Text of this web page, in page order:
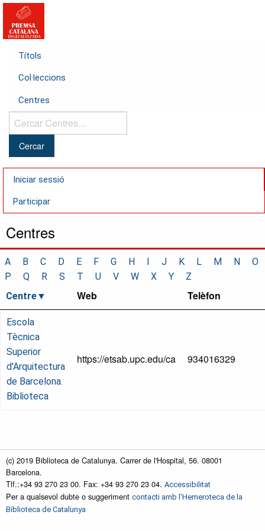
Títols
Col·leccions
Centres
Cercar
Centres...
Iniciar sessió
Participar
Centres
A B C D E F G H I J K L M N
O
P
Q R S T U V W X Y
Z
Centre
Web Telèfon
Escola
Tècnica
Superior
d'Arquitectura
de Barcelona.
Biblioteca
https://etsab.upc.edu/ca 934016329
(c) 2019 Biblioteca de Catalunya. Carrer de l'Hospital, 56. 08001
Barcelona.
Tlf.:+34 93 270 23 00. Fax: +34 93 270 23 04. Accessibilitat
Per a qualsevol dubte o suggeriment contacti amb l'Hemeroteca de la
Biblioteca de Catalunya